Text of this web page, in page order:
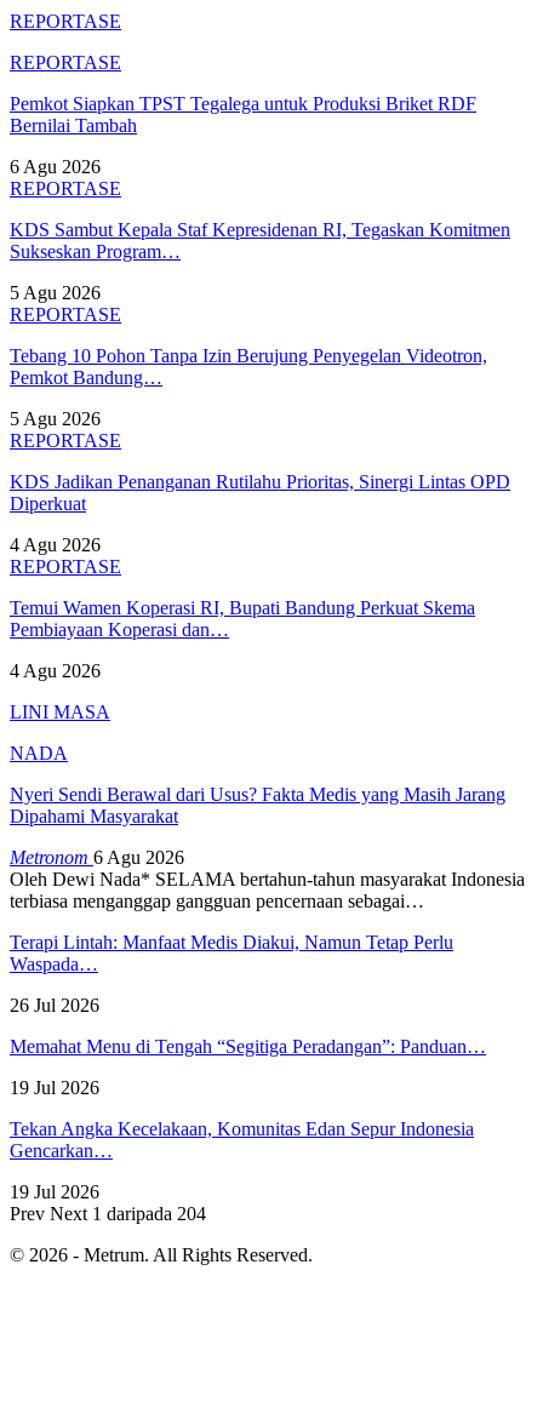
REPORTASE
REPORTASE
Pemkot Siapkan TPST Tegalega untuk Produksi Briket RDF
Bernilai Tambah
6 Agu 2026
REPORTASE
KDS Sambut Kepala Staf Kepresidenan RI, Tegaskan Komitmen
Sukseskan Program…
5 Agu 2026
REPORTASE
Tebang 10 Pohon Tanpa Izin Berujung Penyegelan Videotron,
Pemkot Bandung…
5 Agu 2026
REPORTASE
KDS Jadikan Penanganan Rutilahu Prioritas, Sinergi Lintas OPD
Diperkuat
4 Agu 2026
REPORTASE
Temui Wamen Koperasi RI, Bupati Bandung Perkuat Skema
Pembiayaan Koperasi dan…
4 Agu 2026
LINI MASA
NADA
Nyeri Sendi Berawal dari Usus? Fakta Medis yang Masih Jarang
Dipahami Masyarakat
Metronom 6 Agu 2026
Oleh Dewi Nada* SELAMA bertahun-tahun masyarakat Indonesia
terbiasa menganggap gangguan pencernaan sebagai…
Terapi Lintah: Manfaat Medis Diakui, Namun Tetap Perlu
Waspada…
26 Jul 2026
Memahat Menu di Tengah “Segitiga Peradangan”: Panduan…
19 Jul 2026
Tekan Angka Kecelakaan, Komunitas Edan Sepur Indonesia
Gencarkan…
19 Jul 2026
Prev Next 1 daripada 204
© 2026 - Metrum. All Rights Reserved.